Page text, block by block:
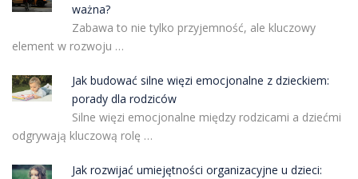
ważna?
Zabawa to nie tylko przyjemność, ale kluczowy
element w rozwoju …
Jak budować silne więzi emocjonalne z dzieckiem:
porady dla rodziców
Silne więzi emocjonalne między rodzicami a dziećmi
odgrywają kluczową rolę …
Jak rozwijać umiejętności organizacyjne u dzieci: